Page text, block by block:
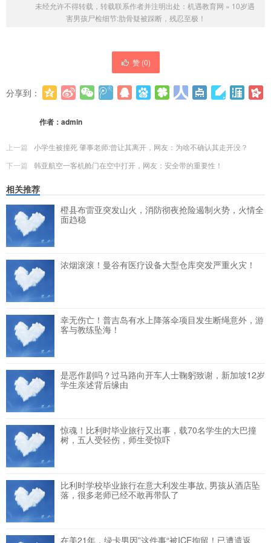
未经允许不得转载，转载联系作者并注明出处： 机遇教育网 » 10岁遇
害男孩尸检细节:肋骨疑被踩断，残忍至极！
赞 (0)
分享到：
作者： admin
上一篇
小学生被撞死 肇事老师:曾让其离开，网友：为啥不确认其走开没？
下一篇
韩亚航空一客机舱门在空中打开，网友：安全带的重要性！
相关推荐
橙县布雷亚突发山火，消防彻夜抢险遏制火势，火情全
面趋稳
浓烟滚滚！曼谷有医疗设备大型仓库突发严重火灾！
幸无伤亡！普吉岛有水上降落伞项目发生断绳意外，游
客与教练坠海！
是恶作剧吗？过马路向开车人士鞠躬致谢，新加坡12岁
学生亲述背后缘由
惊魂！比利时毕业旅行又出事，载70名学生的大巴撞
树，五人受轻伤，师生受惊吓
比利时学校毕业旅行在意大利发生事故, 男孩从酒店坠
落，很多老师已经不敢再带队了
在美21年，绿卡男因”这件事“被ICE拘留！已遭遣返